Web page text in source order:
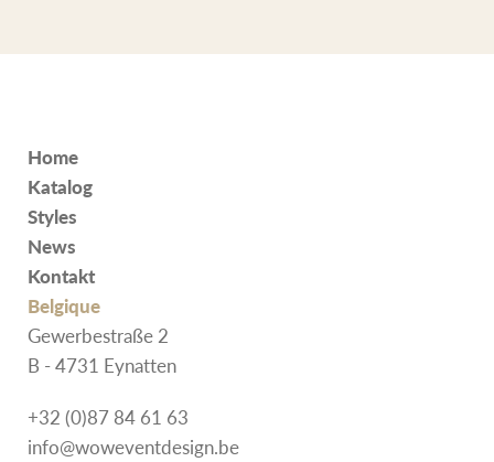
Home
Katalog
Styles
News
Kontakt
Belgique
Gewerbestraße 2
B - 4731 Eynatten
+32 (0)87 84 61 63
info@woweventdesign.be